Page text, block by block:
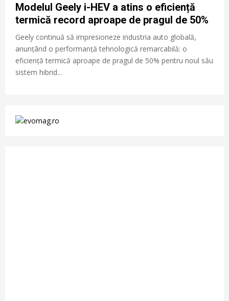
Modelul Geely i-HEV a atins o eficiență
termică record aproape de pragul de 50%
Geely continuă să impresioneze industria auto globală,
anunțând o performanță tehnologică remarcabilă: o
eficiență termică aproape de pragul de 50% pentru noul său
sistem hibrid...